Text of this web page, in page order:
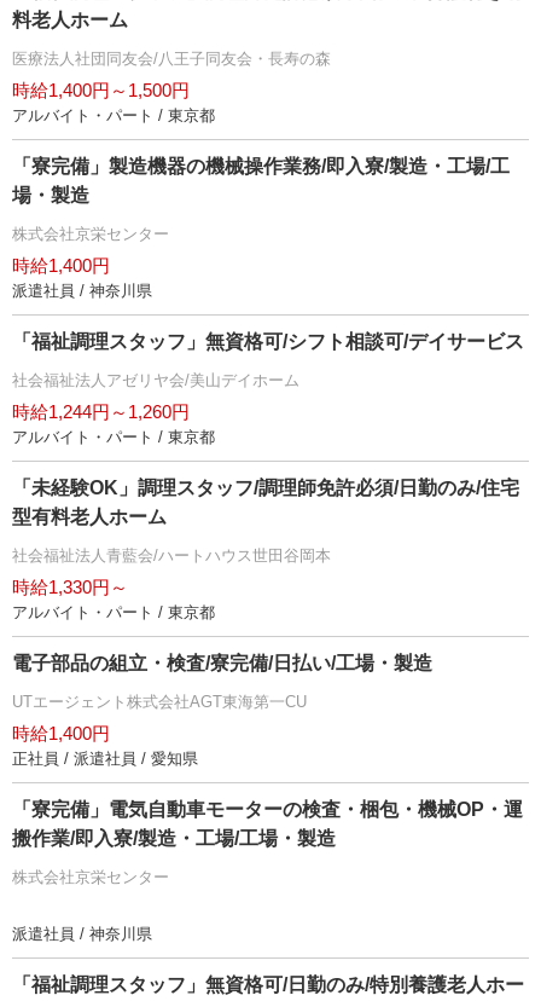
料老人ホーム
医療法人社団同友会/八王子同友会・長寿の森
時給1,400円～1,500円
アルバイト・パート / 東京都
「寮完備」製造機器の機械操作業務/即入寮/製造・工場/工
場・製造
株式会社京栄センター
時給1,400円
派遣社員 / 神奈川県
「福祉調理スタッフ」無資格可/シフト相談可/デイサービス
社会福祉法人アゼリヤ会/美山デイホーム
時給1,244円～1,260円
アルバイト・パート / 東京都
「未経験OK」調理スタッフ/調理師免許必須/日勤のみ/住宅
型有料老人ホーム
社会福祉法人青藍会/ハートハウス世田谷岡本
時給1,330円～
アルバイト・パート / 東京都
電子部品の組立・検査/寮完備/日払い/工場・製造
UTエージェント株式会社AGT東海第一CU
時給1,400円
正社員 / 派遣社員 / 愛知県
「寮完備」電気自動車モーターの検査・梱包・機械OP・運
搬作業/即入寮/製造・工場/工場・製造
株式会社京栄センター
派遣社員 / 神奈川県
「福祉調理スタッフ」無資格可/日勤のみ/特別養護老人ホー